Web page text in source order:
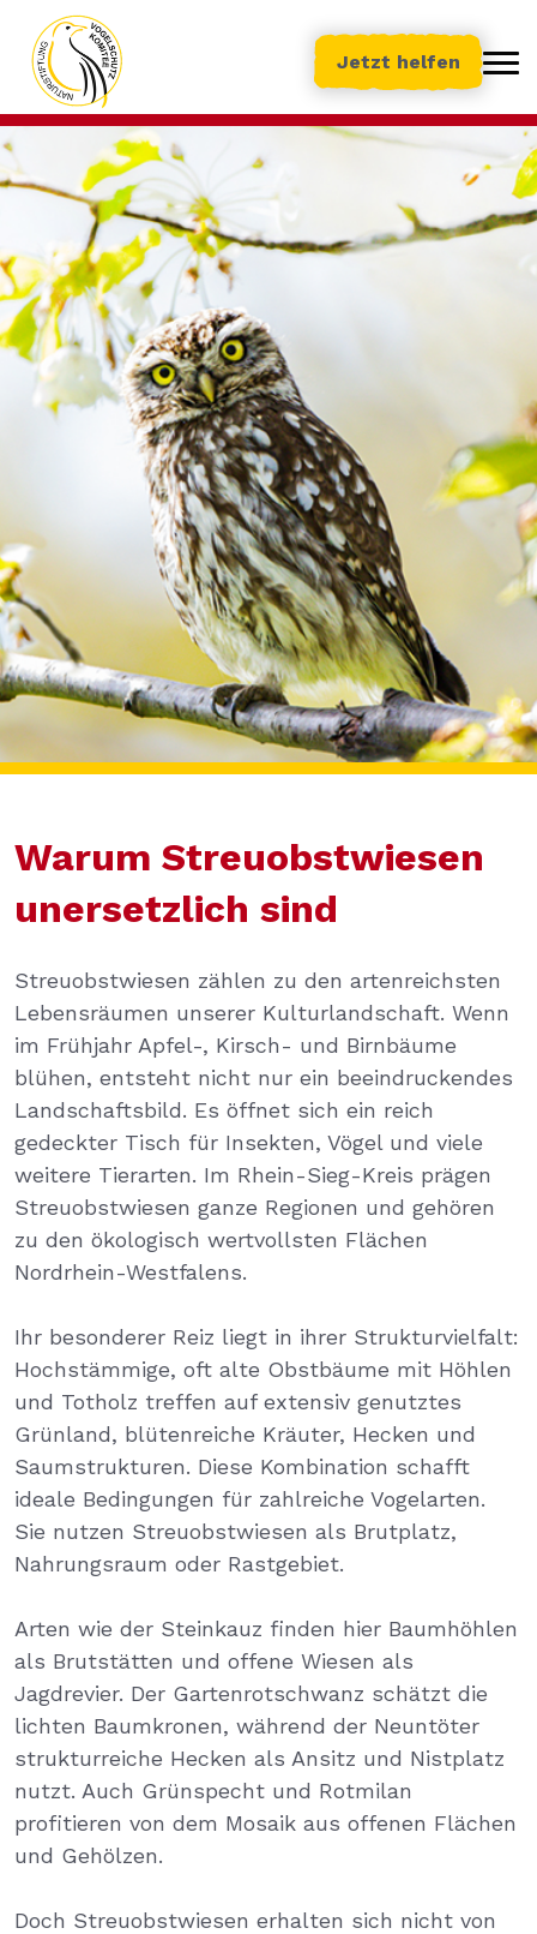
Jetzt helfen
Warum Streuobstwiesen
unersetzlich sind
Streuobstwiesen zählen zu den artenreichsten
Lebensräumen unserer Kulturlandschaft. Wenn
im Frühjahr Apfel-, Kirsch- und Birnbäume
blühen, entsteht nicht nur ein beeindruckendes
Landschaftsbild. Es öffnet sich ein reich
gedeckter Tisch für Insekten, Vögel und viele
weitere Tierarten. Im Rhein-Sieg-Kreis prägen
Streuobstwiesen ganze Regionen und gehören
zu den ökologisch wertvollsten Flächen
Nordrhein-Westfalens.
Ihr besonderer Reiz liegt in ihrer Strukturvielfalt:
Hochstämmige, oft alte Obstbäume mit Höhlen
und Totholz treffen auf extensiv genutztes
Grünland, blütenreiche Kräuter, Hecken und
Saumstrukturen. Diese Kombination schafft
ideale Bedingungen für zahlreiche Vogelarten.
Sie nutzen Streuobstwiesen als Brutplatz,
Nahrungsraum oder Rastgebiet.
Arten wie der Steinkauz finden hier Baumhöhlen
als Brutstätten und offene Wiesen als
Jagdrevier. Der Gartenrotschwanz schätzt die
lichten Baumkronen, während der Neuntöter
strukturreiche Hecken als Ansitz und Nistplatz
nutzt. Auch Grünspecht und Rotmilan
profitieren von dem Mosaik aus offenen Flächen
und Gehölzen.
Doch Streuobstwiesen erhalten sich nicht von